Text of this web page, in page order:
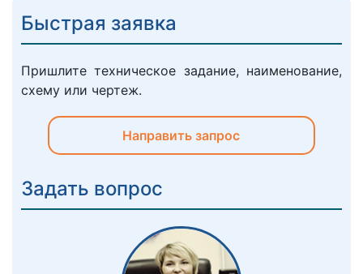
Быстрая заявка
Пришлите техническое задание, наименование,
схему или чертеж.
Направить запрос
Задать вопрос